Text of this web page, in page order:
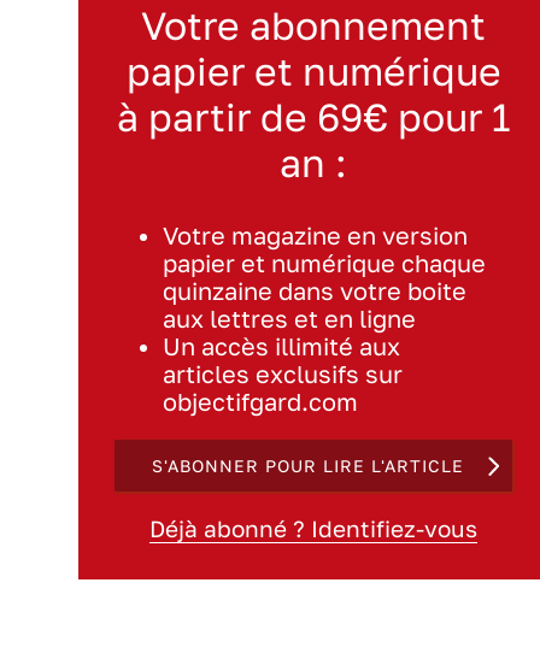
Votre abonnement
papier et numérique
à partir de 69€ pour 1
an :
Votre magazine en version
papier et numérique chaque
quinzaine dans votre boite
aux lettres et en ligne
Un accès illimité aux
articles exclusifs sur
objectifgard.com
S'ABONNER POUR LIRE L'ARTICLE
Déjà abonné ? Identifiez-vous